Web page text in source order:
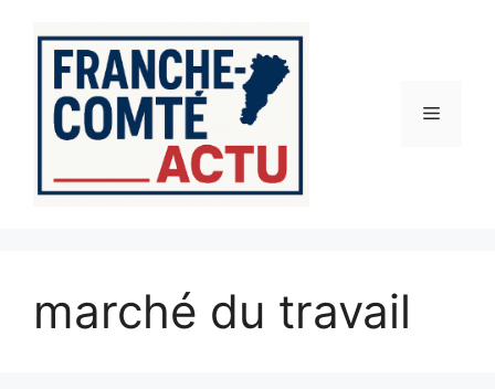
contenu
Menu
marché du travail